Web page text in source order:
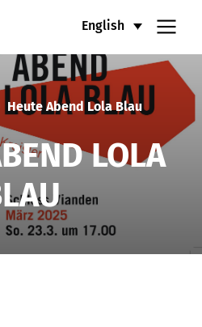
English
Heute Abend Lola Blau
LOLA